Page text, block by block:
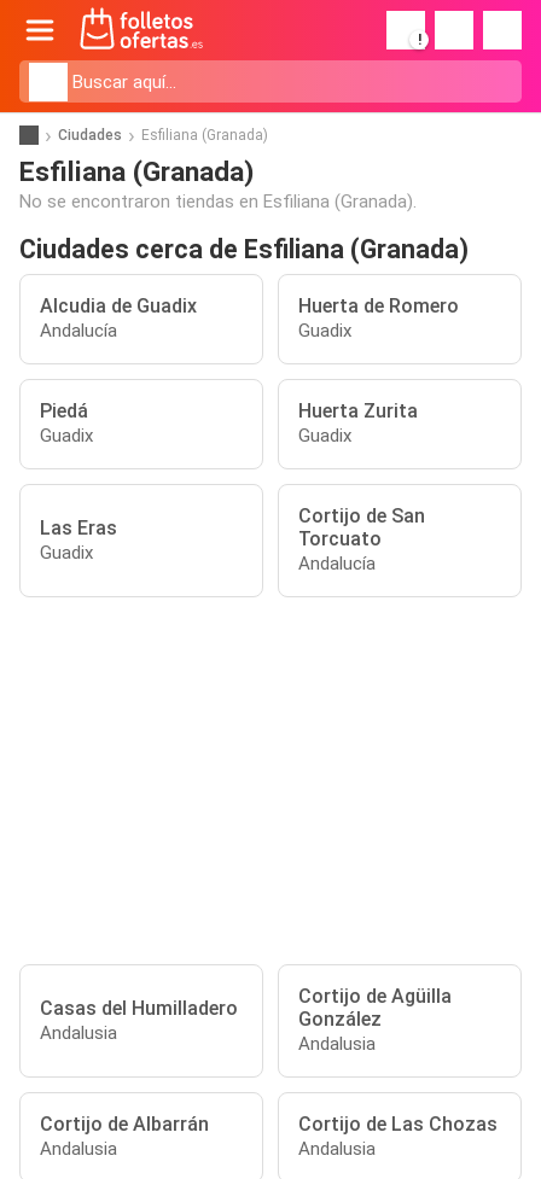
!
Ciudades Esfiliana (Granada)
Esfiliana (Granada)
No se encontraron tiendas en Esfiliana (Granada).
Ciudades cerca de Esfiliana (Granada)
Alcudia de Guadix
Andalucía
Huerta de Romero
Guadix
Piedá
Guadix
Huerta Zurita
Guadix
Las Eras
Guadix
Cortijo de San
Torcuato
Andalucía
Casas del Humilladero
Andalusia
Cortijo de Agüilla
González
Andalusia
Cortijo de Albarrán
Andalusia
Cortijo de Las Chozas
Andalusia